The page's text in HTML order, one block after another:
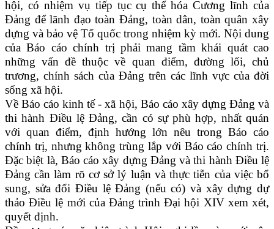
hội, có nhiệm vụ tiếp tục cụ thể hóa Cương lĩnh của
Đảng để lãnh đạo toàn Đảng, toàn dân, toàn quân xây
dựng và bảo vệ Tổ quốc trong nhiệm kỳ mới. Nội dung
của Báo cáo chính trị phải mang tầm khái quát cao
những vấn đề thuộc về quan điểm, đường lối, chủ
trương, chính sách của Đảng trên các lĩnh vực của đời
sống xã hội.
Về Báo cáo kinh tế - xã hội, Báo cáo xây dựng Đảng và
thi hành Điều lệ Đảng, cần có sự phù hợp, nhất quán
với quan điểm, định hướng lớn nêu trong Báo cáo
chính trị, nhưng không trùng lắp với Báo cáo chính trị.
Đặc biệt là, Báo cáo xây dựng Đảng và thi hành Điều lệ
Đảng cần làm rõ cơ sở lý luận và thực tiễn của việc bổ
sung, sửa đổi Điều lệ Đảng (nếu có) và xây dựng dự
thảo Điều lệ mới của Đảng trình Đại hội XIV xem xét,
quyết định.